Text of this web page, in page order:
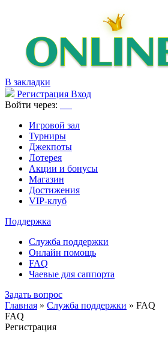
В закладки
Регистрация Вход
Войти через:
Игровой зал
Турниры
Джекпоты
Лотерея
Акции и бонусы
Магазин
Достижения
VIP-клуб
Поддержка
Служба поддержки
Онлайн помощь
FAQ
Чаевые для саппорта
Задать вопрос
Главная » Служба поддержки » FAQ
FAQ
Регистрация